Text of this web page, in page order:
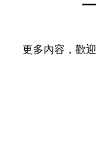
更多內容，歡迎